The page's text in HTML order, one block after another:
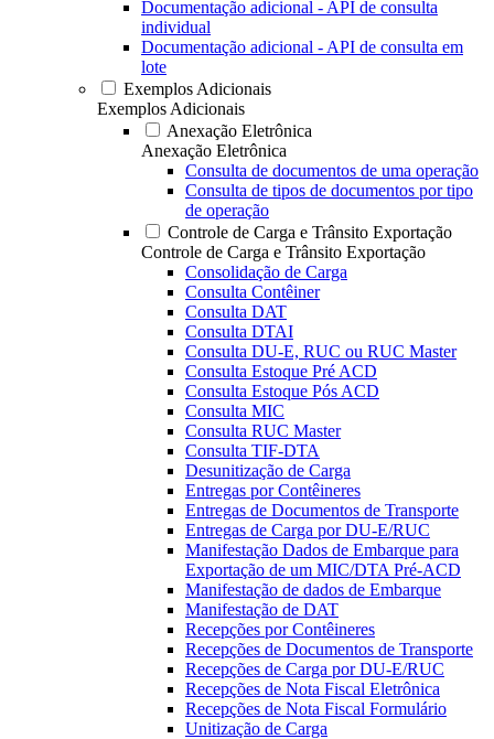
Documentação adicional - API de consulta
individual
Documentação adicional - API de consulta em
lote
Exemplos Adicionais
Exemplos Adicionais
Anexação Eletrônica
Anexação Eletrônica
Consulta de documentos de uma operação
Consulta de tipos de documentos por tipo
de operação
Controle de Carga e Trânsito Exportação
Controle de Carga e Trânsito Exportação
Consolidação de Carga
Consulta Contêiner
Consulta DAT
Consulta DTAI
Consulta DU-E, RUC ou RUC Master
Consulta Estoque Pré ACD
Consulta Estoque Pós ACD
Consulta MIC
Consulta RUC Master
Consulta TIF-DTA
Desunitização de Carga
Entregas por Contêineres
Entregas de Documentos de Transporte
Entregas de Carga por DU-E/RUC
Manifestação Dados de Embarque para
Exportação de um MIC/DTA Pré-ACD
Manifestação de dados de Embarque
Manifestação de DAT
Recepções por Contêineres
Recepções de Documentos de Transporte
Recepções de Carga por DU-E/RUC
Recepções de Nota Fiscal Eletrônica
Recepções de Nota Fiscal Formulário
Unitização de Carga